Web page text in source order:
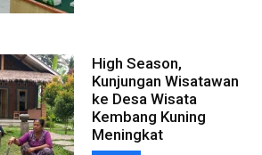
High Season,
Kunjungan Wisatawan
ke Desa Wisata
Kembang Kuning
Meningkat